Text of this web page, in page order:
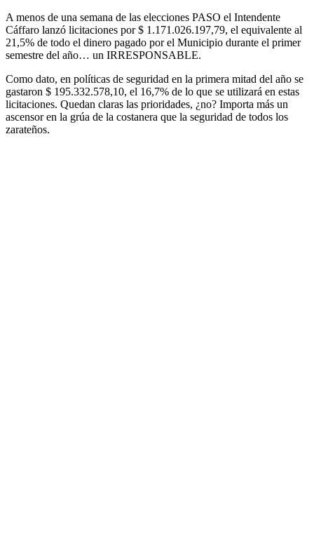
A menos de una semana de las elecciones PASO el Intendente
Cáffaro lanzó licitaciones por $ 1.171.026.197,79, el equivalente al
21,5% de todo el dinero pagado por el Municipio durante el primer
semestre del año… un IRRESPONSABLE.
Como dato, en políticas de seguridad en la primera mitad del año se
gastaron $ 195.332.578,10, el 16,7% de lo que se utilizará en estas
licitaciones. Quedan claras las prioridades, ¿no? Importa más un
ascensor en la grúa de la costanera que la seguridad de todos los
zarateños.